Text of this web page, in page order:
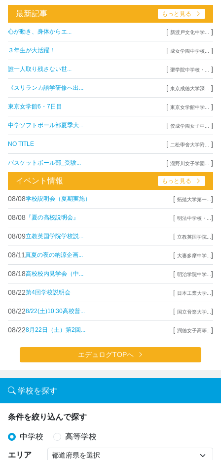
最新記事 もっと見る
心が動き、身体からエ... [ 新渡戸文化中学... ]
３年生が大活躍！ [ 成女学園中学校... ]
誰一人取り残さない世... [ 聖学院中学校・... ]
《スリランカ語学研修へ出... [ 東京成徳大学深... ]
東京女学館6・7日目 [ 東京女学館中学... ]
中学ソフトボール部夏季大... [ 佼成学園女子中... ]
NO TITLE [ 二松學舍大学附... ]
バスケットボール部_受験... [ 瀧野川女子学園... ]
イベント情報 もっと見る
08/08学校説明会（夏期実施） [ 拓殖大学第一... ]
08/08 『夏の高校説明会』 [ 明法中学校・... ]
08/09立教英国学院学校説... [ 立教英国学院... ]
08/11 真夏の夜の納涼企画... [ 大妻多摩中学... ]
08/18高校校内見学会（中... [ 明治学院中学... ]
08/22第4回学校説明会 [ 日本工業大学... ]
08/228/22(土)10:30高校普... [ 国立音楽大学... ]
08/228月22日（土）第2回... [ 潤徳女子高等... ]
エデュログTOPへ
学校を探す
条件を絞り込んで探す
中学校 高等学校
エリア